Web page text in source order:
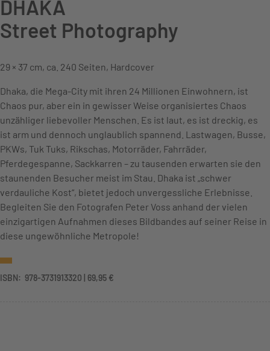
DHAKA
Street Photography
29 × 37 cm, ca. 240 Seiten, Hardcover
Dhaka, die Mega-City mit ihren 24 Millionen Einwohnern, ist
Chaos pur, aber ein in gewisser Weise organisiertes Chaos
unzähliger liebevoller Menschen. Es ist laut, es ist dreckig, es
ist arm und dennoch unglaublich spannend. Lastwagen, Busse,
PKWs, Tuk Tuks, Rikschas, Motorräder, Fahrräder,
Pferdegespanne, Sackkarren – zu tausenden erwarten sie den
staunenden Besucher meist im Stau. Dhaka ist „schwer
verdauliche Kost“, bietet jedoch unvergessliche Erlebnisse.
Begleiten Sie den Fotografen Peter Voss anhand der vielen
einzigartigen Aufnahmen dieses Bildbandes auf seiner Reise in
diese ungewöhnliche Metropole!
ISBN: ‎ 978-3731913320 | 69,95 €